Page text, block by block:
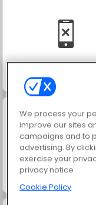
Tow N Go
Rocket Sky!
We process your
improve our sites
campaigns and to
advertising. By
exercise your
privacy notice
Cookie Policy